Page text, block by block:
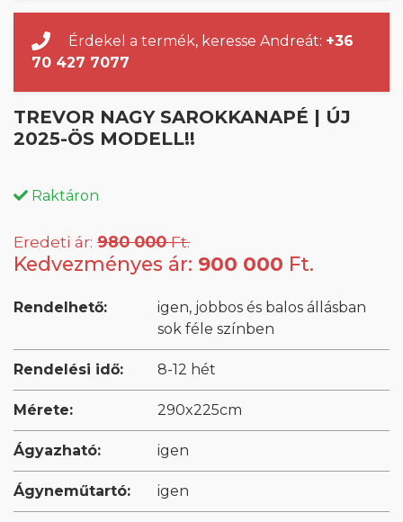
Érdekel a termék, keresse Andreát: +36
70 427 7077
TREVOR NAGY SAROKKANAPÉ | ÚJ
2025-ÖS MODELL!!
Raktáron
Eredeti ár: 980 000Ft.
Kedvezményes ár: 900 000 Ft.
Rendelhető:
igen, jobbos és balos állásban
sok féle színben
Rendelési idő: 8-12 hét
Mérete: 290x225cm
Ágyazható: igen
Ágyneműtartó: igen